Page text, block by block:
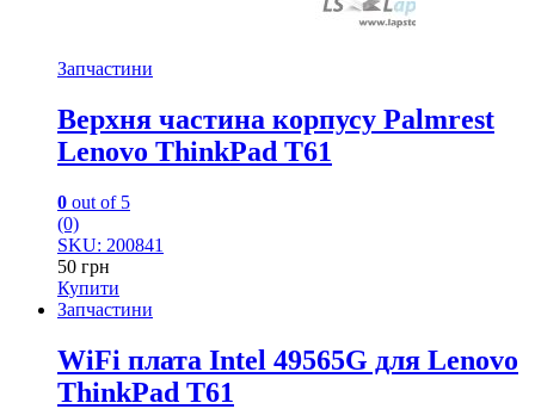
Запчастини
Верхня частина корпусу Palmrest
Lenovo ThinkPad T61
0 out of 5
(0)
SKU: 200841
50 грн
Купити
Запчастини
WiFi плата Intel 49565G для Lenovo
ThinkPad T61